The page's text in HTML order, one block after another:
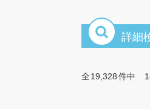
詳細
全19,328件中